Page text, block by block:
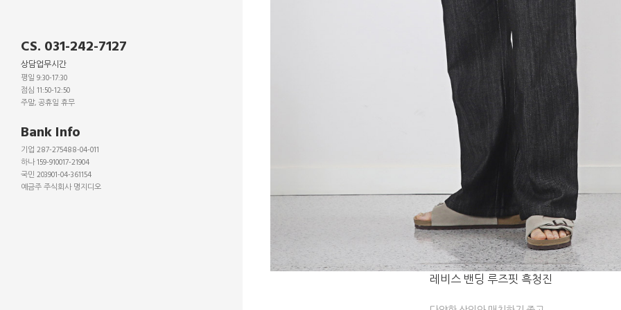
CS. 031-242-7127
상담업무시간
평일 9:30-17:30
점심 11:50-12:50
주말, 공휴일 휴무
Bank Info
기업 287-275488-04-011
하나 159-910017-21904
국민 203901-04-361154
예금주 주식회사 명지디오
레비스 밴딩 루즈핏 흑청진